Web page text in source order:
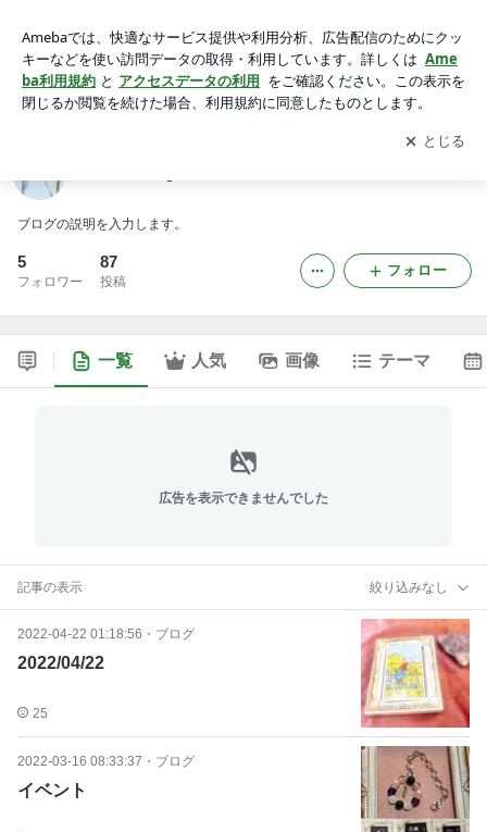
アプリをダウンロードして ブログの更新通知
を受け取りまし
ょう。
開く
ブログの説明を入力します。
5
フォロワー
87
投稿
フォロー
一覧 人気 画像 テーマ
広告を表示できませんでした
記事の表示 絞り込みなし
2022-04-22 01:18:56 ・ ブログ
2022/04/22
25
2022-03-16 08:33:37 ・ ブログ
イベント